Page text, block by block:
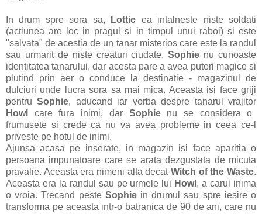
In drum spre sora sa, Lottie ea intalneste niste soldati
(actiunea are loc in pragul si in timpul unui raboi) si este
"salvata" de acestia de un tanar misterios care este la randul
sau urmarit de niste creaturi ciudate.Sophie nu cunoaste
identitatea tanarului, dar acesta pare a avea puteri magice si
plutind prin aer o conduce la destinatie - magazinul de
dulciuri unde lucra sora sa mai mica. Aceasta isi face griji
pentruSophie, aducand iar vorba despre tanarul vrajitor
Howl
care fura inimi, dar Sophie nu se considera o
frumusete si crede ca nu va avea probleme in ceea ce-l
priveste pe hotul de inimi.
Ajunsa acasa pe inserate, in magazin isi face aparitia o
persoana impunatoare care se arata dezgustata de micuta
pravalie. Aceasta era nimeni alta decat Witch of the Waste.
Aceasta era la randul sau pe urmele lui Howl , a carui inima
o vroia. Trecand peste Sophiein drumul sau spre iesire o
transforma pe aceasta intr-o batranica de 90 de ani, care nu